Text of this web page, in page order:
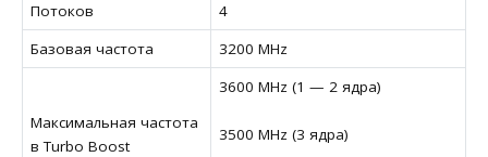
Потоков
4
Базовая частота
3200 MHz
Максимальная частота
в Turbo Boost
3600 MHz (1 — 2 ядра)
3500 MHz (3 ядра)